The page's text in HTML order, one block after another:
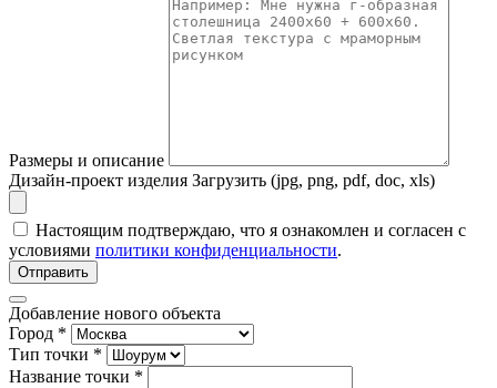
Размеры и описание
Дизайн-проект изделия Загрузить (jpg, png, pdf, doc, xls)
Настоящим подтверждаю, что я ознакомлен и согласен с
условиями политики конфиденциальности.
Отправить
Добавление нового объекта
Город *
Тип точки *
Название точки *